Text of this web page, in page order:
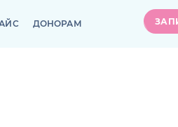
ДОНОРАМ
ДОНОРАМ